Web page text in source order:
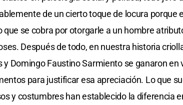
de un cierto toque de locura porque
que se cobra por otorgarle a un hombre
Después de todo, en nuestra historia
y Domingo Faustino Sarmiento se ganaron
para justificar esa apreciación. Lo que
y costumbres han establecido la diferencia